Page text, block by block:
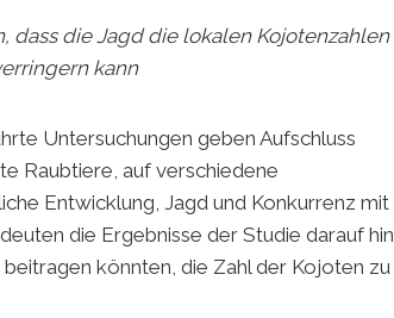
die Jagd die lokalen Kojotenzahlen
kann
Untersuchungen geben Aufschluss
Raubtiere, auf verschiedene
Entwicklung, Jagd und Konkurrenz mit
die Ergebnisse der Studie darauf hin,
könnten, die Zahl der Kojoten zu